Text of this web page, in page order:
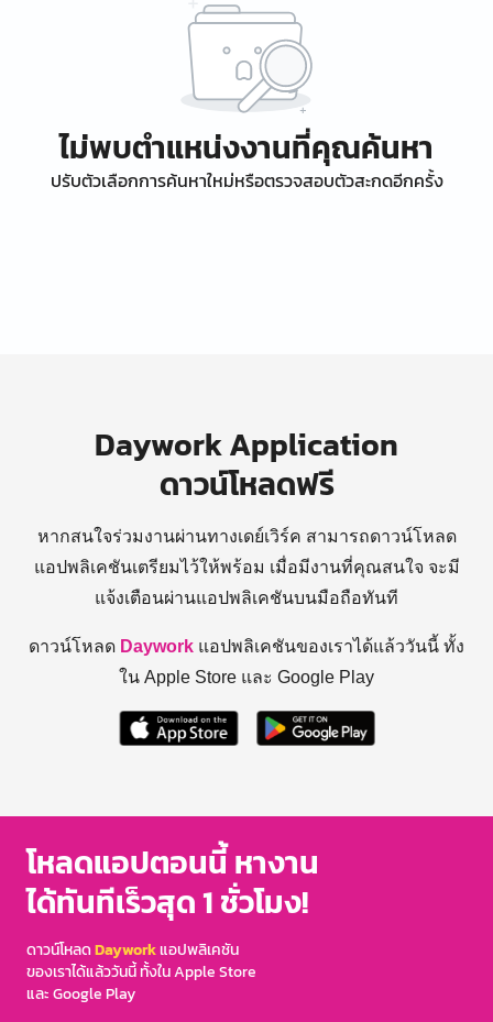
ไม่พบตำแหน่งงานที่คุณค้นหา
ปรับตัวเลือกการค้นหาใหม่หรือตรวจสอบตัวสะกดอีกครั้ง
Daywork Application
ดาวน์โหลดฟรี
หากสนใจร่วมงานผ่านทางเดย์เวิร์ค สามารถดาวน์โหลด
แอปพลิเคชันเตรียมไว้ให้พร้อม เมื่อมีงานที่คุณสนใจ จะมี
แจ้งเตือนผ่านแอปพลิเคชันบนมือถือทันที
ดาวน์โหลด Daywork แอปพลิเคชันของเราได้แล้ววันนี้ ทั้ง
ใน Apple Store และ Google Play
โหลดแอปตอนนี้ หางาน
ได้ทันทีเร็วสุด 1 ชั่วโมง!
ดาวน์โหลดDayworkแอปพลิเคชัน
ของเราได้แล้ววันนี้ ทั้งใน Apple Store
และ Google Play